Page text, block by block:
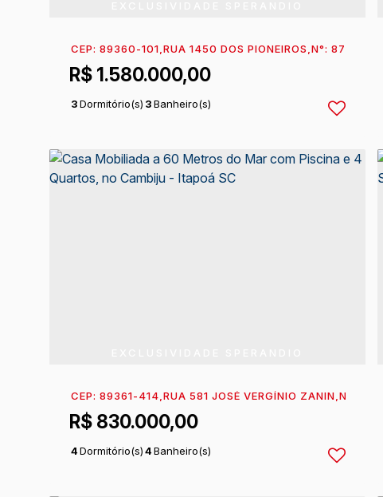
R$ 1.580.000,00
CEP: 89360-101 RUA 1450 DOS PIONEIROS N°: 872
3Dormitório(s) 3Banheiro(s)
R$ 830.000,00
CEP: 89361-414 RUA 581 JOSÉ VERGÍNIO ZANIN N°:
4Dormitório(s)4Banheiro(s)